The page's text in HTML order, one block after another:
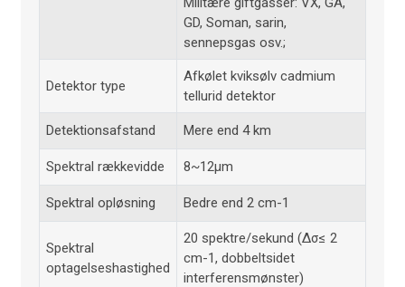
GD, Soman, sarin,
sennepsgas osv.;
Detektor type
Afkølet kviksølv cadmium
tellurid detektor
Detektionsafstand Mere end 4 km
Spektral rækkevidde 8~12μm
Spektral opløsning Bedre end 2 cm-1
Spektral
optagelseshastighed
20 spektre/sekund (Δσ≤ 2
cm-1, dobbeltsidet
interferensmønster)